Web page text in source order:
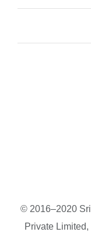
© 2016–2020
Private